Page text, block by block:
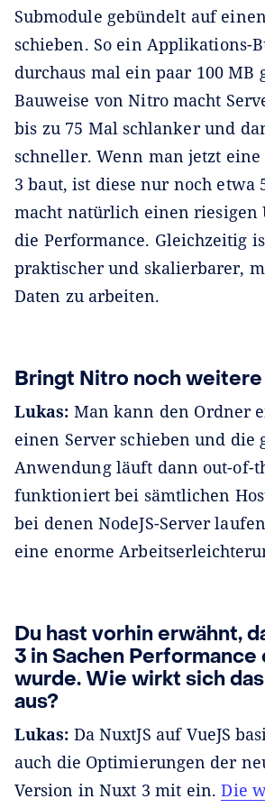
Submodule gebündelt auf
schieben. So ein Applikations-
durchaus mal ein paar 100 MB
Bauweise von Nitro macht
bis zu 75 Mal schlanker und
schneller. Wenn man jetzt
3 baut, ist diese nur noch etwa
macht natürlich einen riesigen
die Performance. Gleichzeitig
praktischer und skalierbarer,
Daten zu arbeiten.
Bringt Nitro noch
Lukas: Man kann den Ordner
einen Server schieben und die
Anwendung läuft dann out-of-
funktioniert bei sämtlichen
bei denen NodeJS-Server
eine enorme
Du hast vorhin erwähnt,
3 in Sachen
wurde. Wie wirkt sich
aus?
Lukas: Da NuxtJS auf VueJS
auch die Optimierungen der
Version in Nuxt 3 mit ein.Die